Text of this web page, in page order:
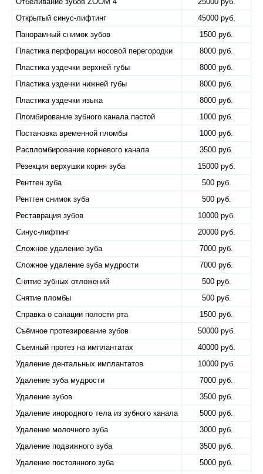
Открытый синус-лифтинг
45000 руб.
Панорамный снимок зубов
1500 руб.
Пластика перфорации носовой перегородки
8000 руб.
Пластика уздечки верхней губы
8000 руб.
Пластика уздечки нижней губы
8000 руб.
Пластика уздечки языка
8000 руб.
Пломбирование зубного канала пастой
1000 руб.
Постановка временной пломбы
1000 руб.
Распломбирование корневого канала
3500 руб.
Резекция верхушки корня зуба
15000 руб.
Рентген зуба
500 руб.
Рентген снимок зуба
500 руб.
Реставрация зубов
10000 руб.
Синус-лифтинг
20000 руб.
Сложное удаление зуба
7000 руб.
Сложное удаление зуба мудрости
7000 руб.
Снятие зубных отложений
500 руб.
Снятие пломбы
500 руб.
Справка о санации полости рта
1500 руб.
Съёмное протезирование зубов
50000 руб.
Съемный протез на имплантатах
40000 руб.
Удаление дентальных имплантатов
10000 руб.
Удаление зуба мудрости
7000 руб.
Удаление зубов
3500 руб.
Удаление инородного тела из зубного канала
5000 руб.
Удаление молочного зуба
3000 руб.
Удаление подвижного зуба
3500 руб.
Удаление постоянного зуба
5000 руб.